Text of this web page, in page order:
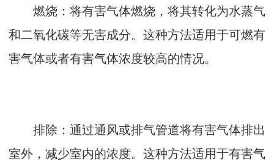
燃烧：将有害气体燃烧，将其转化为水蒸气
和二氧化碳等无害成分。这种方法适用于可燃有
害气体或者有害气体浓度较高的情况。
排除：通过通风或排气管道将有害气体排出
室外，减少室内的浓度。这种方法适用于有害气